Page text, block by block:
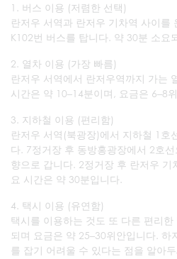
1. 버스 이용 (저렴한 선택)
란저우 서역과 란저우 기차역 사이를
K102번 버스를 탑니다. 약 30분 소요
2. 열차 이용 (가장 빠름)
란저우 서역에서 란저우역까지 가는
시간은 약 10–14분이며, 요금은 6–8
3. 지하철 이용 (편리함)
란저우 서역(북광장)에서 지하철 1호
다. 7정거장 후 동방홍광장에서 2호
향으로 갑니다. 2정거장 후 란저우 기
요 시간은 약 30분입니다.
4. 택시 이용 (유연함)
택시를 이용하는 것도 또 다른 편리
되며 요금은 약 25–30위안입니다. 하
를 잡기 어려울 수 있다는 점을 알아두